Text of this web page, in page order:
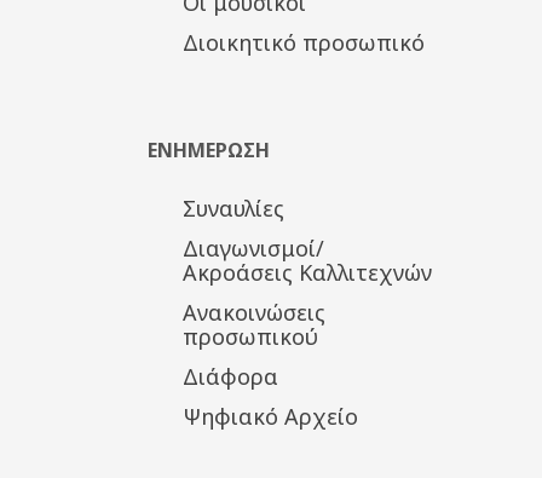
Διοικητικό προσωπικό
ΕΝΗΜΕΡΩΣΗ
Συναυλίες
Διαγωνισμοί/
Ακροάσεις Καλλιτεχνών
Ανακοινώσεις
προσωπικού
Διάφορα
Ψηφιακό Αρχείο